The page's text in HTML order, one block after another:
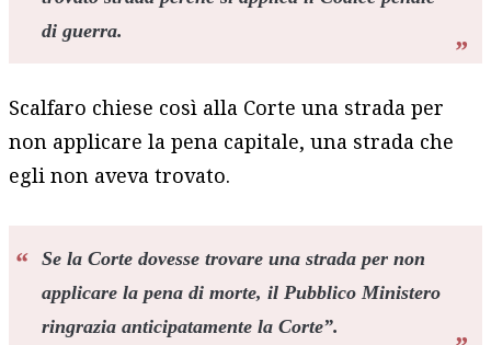
di guerra.
Scalfaro chiese così alla Corte una strada per
non applicare la pena capitale, una strada che
egli non aveva trovato.
Se la Corte dovesse trovare una strada per non
applicare la pena di morte, il Pubblico Ministero
ringrazia anticipatamente la Corte”.